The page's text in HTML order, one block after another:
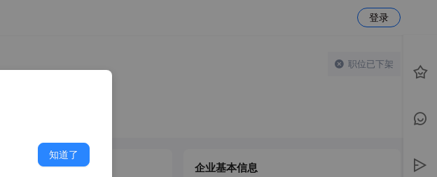
登录
职位已下架
企业基本信息
知道了